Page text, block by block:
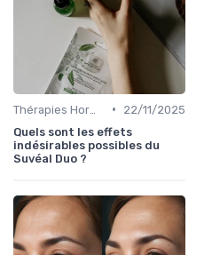
•
22/11/2025
Quels sont les effets
indésirables possibles du
Suvéal Duo ?